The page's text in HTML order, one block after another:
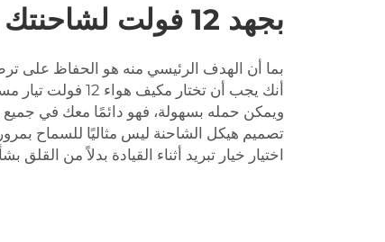
بجهد 12 فولت لشاحنتك وتطبيقاتك
بما أن الهدف الرئيسي منه هو الحفاظ على
أنك يجب أن تختار
ويمكن حمله بسهولة، فهو دائمًا معك في جميع
تصميم هيكل الشاحنة ليس مثاليًا للسماح
اختيار خيار تبريد أثناء القيادة بدلاً من